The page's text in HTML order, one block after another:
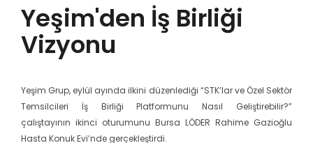
Yeşim'den İş Birliği
Vizyonu
Yeşim Grup, eylül ayında ilkini düzenlediği “STK’lar ve Özel Sektör
Temsilcileri İş Birliği Platformunu Nasıl Geliştirebilir?”
çalıştayının ikinci oturumunu Bursa LÖDER Rahime Gazioğlu
Hasta Konuk Evi’nde gerçekleştirdi.